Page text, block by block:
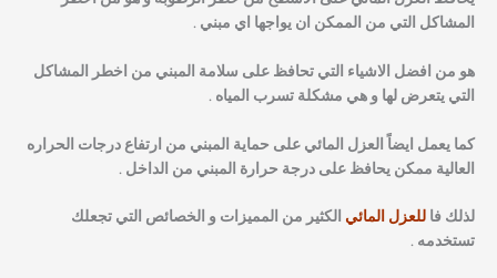
المشاكل التي من الممكن ان يواجها اي مبني .
هو من افضل الاشياء التي تحافظ على سلامة المبني من اخطر المشاكل
التي يتعرض لها و هي مشكلة تسرب المياه .
كما يعمل ايضاً العزل المائي على حماية المبني من ارتفاع درجات الحراره
العالية ممكن يحافظ على درجة حرارة المبني من الداخل .
لذلك فاللعزل المائي الكثير من المميزات و الخصائص التي تجعلك
تستخدمه .